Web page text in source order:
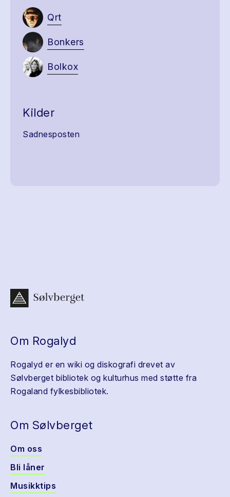
Qrt
Bonkers
Bolkox
Kilder
Sadnesposten
Om Rogalyd
Rogalyd er en wiki og diskografi drevet av
Sølvberget bibliotek og kulturhus med støtte fra
Rogaland fylkesbibliotek.
Om Sølvberget
Om oss
Bli låner
Musikktips